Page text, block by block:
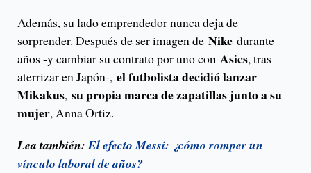
Además, su lado emprendedor nunca deja de
sorprender. Después de ser imagen de Nike durante
años -y cambiar su contrato por uno con Asics, tras
aterrizar en Japón-, el futbolista decidió lanzar
Mikakus, su propia marca de zapatillas junto a su
mujer, Anna Ortiz.
Lea también:El efecto Messi: ¿cómo romper un
vínculo laboral de años?